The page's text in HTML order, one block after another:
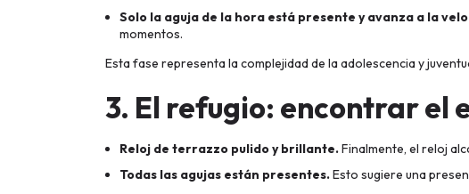
Solo la aguja de la hora está presente y avanza a la
momentos.
Esta fase representa la complejidad de la adolescencia y
3. El refugio: encontrar el
Reloj de terrazzo pulido y brillante.Finalmente, el reloj
Todas las agujas están presentes.Esto sugiere una